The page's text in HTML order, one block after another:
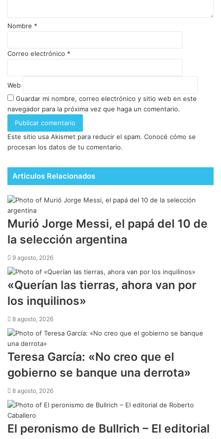
Nombre *
Correo electrónico *
Web
Guardar mi nombre, correo electrónico y sitio web en este
navegador para la próxima vez que haga un comentario.
Este sitio usa Akismet para reducir el spam. Conocé cómo se
procesan los datos de tu comentario.
Artículos Relacionados
Murió Jorge Messi, el papá del 10 de
la selección argentina
9 agosto, 2026
​«Querían las tierras, ahora van por
los inquilinos»
8 agosto, 2026
​Teresa García: «No creo que el
gobierno se banque una derrota»
8 agosto, 2026
​El peronismo de Bullrich – El editorial